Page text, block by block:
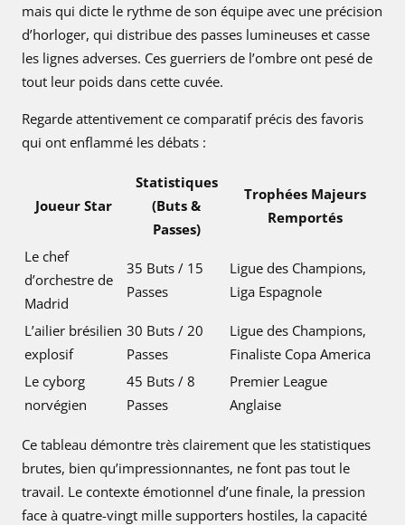
mais qui dicte le rythme de son équipe avec une précision
d’horloger, qui distribue des passes lumineuses et casse
les lignes adverses. Ces guerriers de l’ombre ont pesé de
tout leur poids dans cette cuvée.
Regarde attentivement ce comparatif précis des favoris
qui ont enflammé les débats :
Joueur Star
Statistiques
(Buts &
Passes)
Trophées Majeurs
Remportés
Le chef
d’orchestre de
Madrid
35 Buts / 15
Passes
Ligue des Champions,
Liga Espagnole
L’ailier brésilien
explosif
30 Buts / 20
Passes
Ligue des Champions,
Finaliste Copa America
Le cyborg
norvégien
45 Buts / 8
Passes
Premier League
Anglaise
Ce tableau démontre très clairement que les statistiques
brutes, bien qu’impressionnantes, ne font pas tout le
travail. Le contexte émotionnel d’une finale, la pression
face à quatre-vingt mille supporters hostiles, la capacité